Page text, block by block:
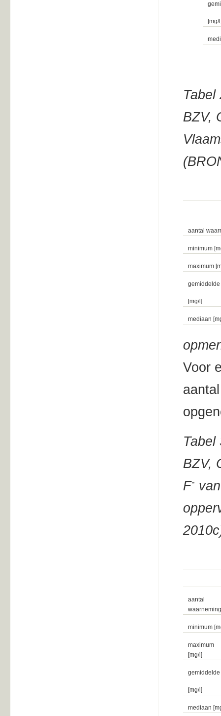
[mg/
Tabel
BZV,
aantal
minimum
maximum
gemiddelde
[mg/l]
mediaan
Voor
Tabel
BZV,
F-
aantal
minimum
maximum
[mg/l]
gemiddelde
[mg/l]
mediaan